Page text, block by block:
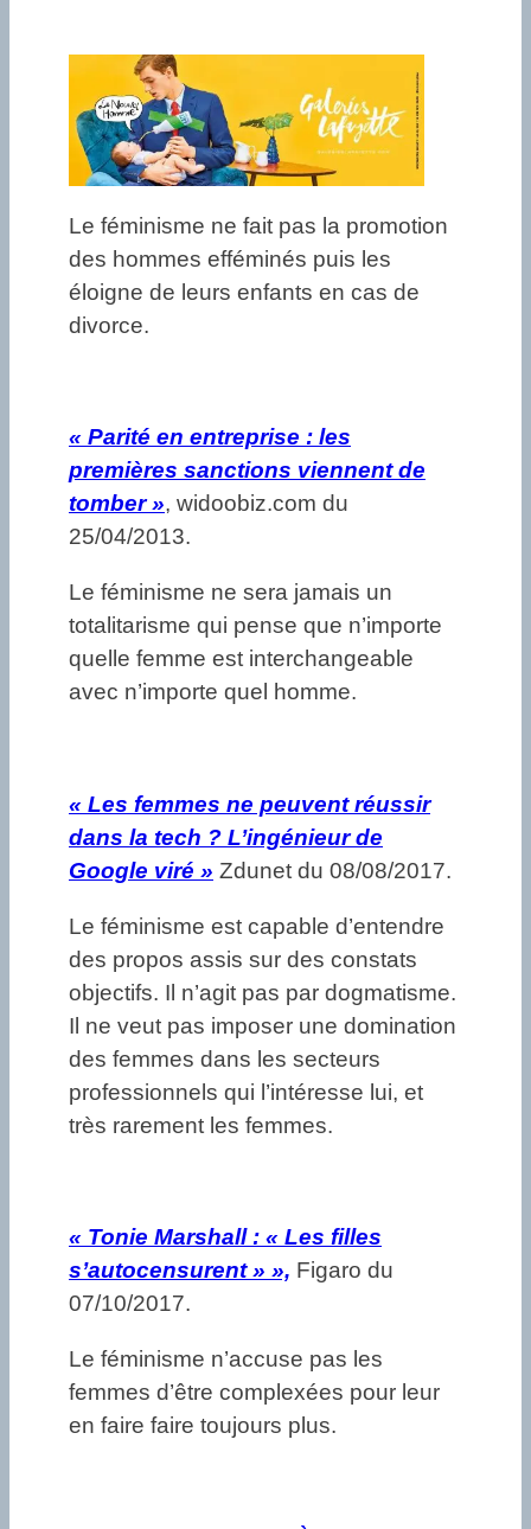
Le féminisme ne fait pas la promotion
des hommes efféminés puis les
éloigne de leurs enfants en cas de
divorce.
« Parité en entreprise : les
premières sanctions viennent de
tomber », widoobiz.com du
25/04/2013.
Le féminisme ne sera jamais un
totalitarisme qui pense que n’importe
quelle femme est interchangeable
avec n’importe quel homme.
« Les femmes ne peuvent réussir
dans la tech ? L’ingénieur de
Google viré » Zdunet du 08/08/2017.
Le féminisme est capable d’entendre
des propos assis sur des constats
objectifs. Il n’agit pas par dogmatisme.
Il ne veut pas imposer une domination
des femmes dans les secteurs
professionnels qui l’intéresse lui, et
très rarement les femmes.
« Tonie Marshall : « Les filles
s’autocensurent » », Figaro du
07/10/2017.
Le féminisme n’accuse pas les
femmes d’être complexées pour leur
en faire faire toujours plus.